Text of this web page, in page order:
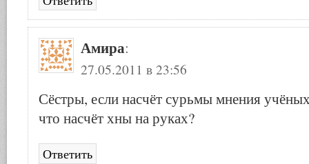
Амира:
27.05.2011 в 23:56
Сёстры, если насчёт сурьмы мнения
что насчёт хны на руках?
Ответить